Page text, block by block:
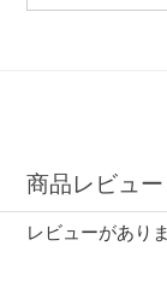
商品レビュー
レビューがあり